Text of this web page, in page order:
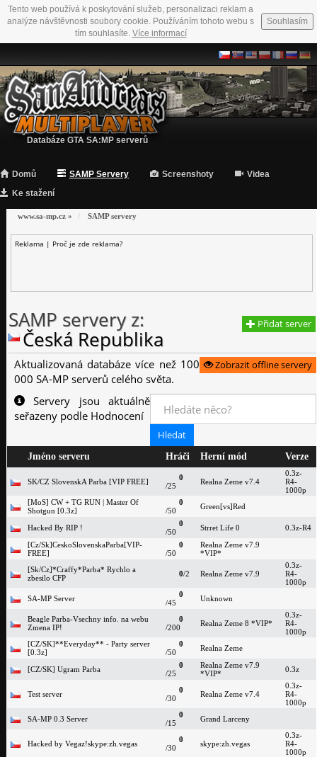
Tento web používá k poskytování služeb, personalizaci reklam a
analýze návštěvnosti soubory cookie. Používáním tohoto webu s
tím souhlasíte. Více informací
Souhlasím
Databáze GTA SA:MP serverů
Domů SAMP Servery Screenshoty
Videa
Ke stažení
www.sa-mp.cz » SAMP servery
Reklama | Proč je zde reklama?
Přidat server
SAMP servery z:
Česká Republika
Zobrazit offline servery
Aktualizovaná databáze více než 100
000 SA-MP serverů celého světa.
Servery jsou aktuálně
seřazeny podle Hodnocení
Jméno serveru Hráči Herní mód Verze
SK/CZ SlovenskA Parba [VIP FREE]
0
/25
Realna Zeme v7.4
0.3z-
R4-
1000p
[MoS] CW + TG RUN | Master Of
Shotgun [0.3z]
0
/50
Green[vs]Red
Hacked By RIP !
0
/50
Strret Life 0
0.3z-R4
[Cz/Sk]CeskoSlovenskaParba[VIP-
FREE]
0
/50
Realna Zeme v7.9
*VIP*
[Sk/Cz]*Craffy*Parba* Rychlo a
zbesilo CFP
0/2 Realna Zeme v7.9
0.3z-
R4-
1000p
SA-MP Server
0
/45
Unknown
Beagle Parba-Vsechny info. na webu
Zmena IP!
0
/200
Realna Zeme 8 *VIP*
0.3z-
R4-
1000p
[CZ/SK]**Everyday** - Party server
[0.3z]
0
/50
Realna Zeme
[CZ/SK] Ugram Parba
0
/25
Realna Zeme v7.9
*VIP*
0.3z
Test server
0
/30
Realna Zeme v7.4
0.3z-
R4-
1000p
SA-MP 0.3 Server
0
/15
Grand Larceny
Hacked by Vegaz!skype:zh.vegas
0
/30
skype:zh.vegas
0.3z-
R4-
1000p